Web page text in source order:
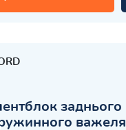
заднього
важеля